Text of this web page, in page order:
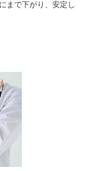
まで下がり、安定し